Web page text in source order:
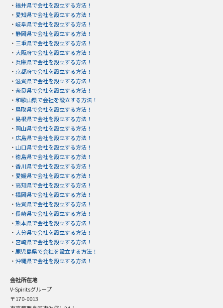
・ 福井県で会社を設立する方法！
・ 愛知県で会社を設立する方法！
・ 岐阜県で会社を設立する方法！
・ 静岡県で会社を設立する方法！
・ 三重県で会社を設立する方法！
・ 大阪府で会社を設立する方法！
・ 兵庫県で会社を設立する方法！
・ 京都府で会社を設立する方法！
・ 滋賀県で会社を設立する方法！
・ 奈良県で会社を設立する方法！
・ 和歌山県で会社を設立する方法！
・ 鳥取県で会社を設立する方法！
・ 島根県で会社を設立する方法！
・ 岡山県で会社を設立する方法！
・ 広島県で会社を設立する方法！
・ 山口県で会社を設立する方法！
・ 徳島県で会社を設立する方法！
・ 香川県で会社を設立する方法！
・ 愛媛県で会社を設立する方法！
・ 高知県で会社を設立する方法！
・ 福岡県で会社を設立する方法！
・ 佐賀県で会社を設立する方法！
・ 長崎県で会社を設立する方法！
・ 熊本県で会社を設立する方法！
・ 大分県で会社を設立する方法！
・ 宮崎県で会社を設立する方法！
・ 鹿児島県で会社を設立する方法！
・ 沖縄県で会社を設立する方法！
会社所在地
V-Spiritsグループ
〒170-0013